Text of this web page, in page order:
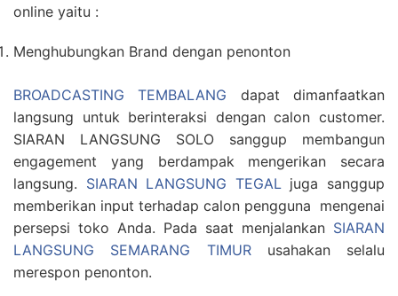
online yaitu :
Menghubungkan Brand dengan penonton
BROADCASTING TEMBALANG dapat dimanfaatkan
langsung untuk berinteraksi dengan calon customer.
SIARAN LANGSUNG SOLO sanggup membangun
engagement yang berdampak mengerikan secara
langsung. SIARAN LANGSUNG TEGALjuga sanggup
memberikan input terhadap calon pengguna mengenai
persepsi toko Anda. Pada saat menjalankan SIARAN
LANGSUNG SEMARANG TIMURusahakan selalu
merespon penonton.